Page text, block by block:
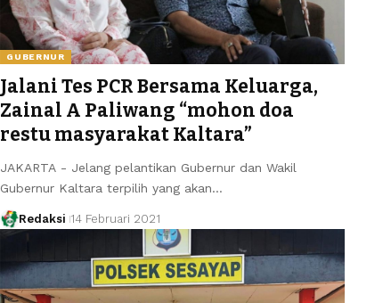
GUBERNUR
Jalani Tes PCR Bersama Keluarga,
Zainal A Paliwang “mohon doa
restu masyarakat Kaltara”
JAKARTA - Jelang pelantikan Gubernur dan Wakil
Gubernur Kaltara terpilih yang akan…
Redaksi 14 Februari 2021